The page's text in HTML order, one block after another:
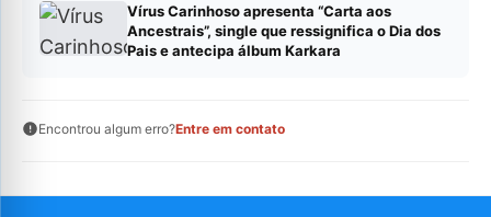
Vírus Carinhoso apresenta “Carta aos
Ancestrais”, single que ressignifica o Dia dos
Pais e antecipa álbum Karkara
Encontrou algum erro?Entre em contato